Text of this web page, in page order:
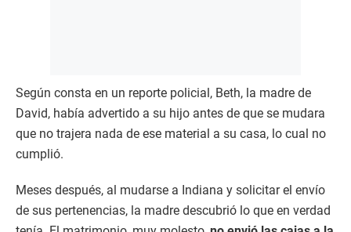
Según consta en un reporte policial, Beth, la madre de
David, había advertido a su hijo antes de que se mudara
que no trajera nada de ese material a su casa, lo cual no
cumplió.
Meses después, al mudarse a Indiana y solicitar el envío
de sus pertenencias, la madre descubrió lo que en verdad